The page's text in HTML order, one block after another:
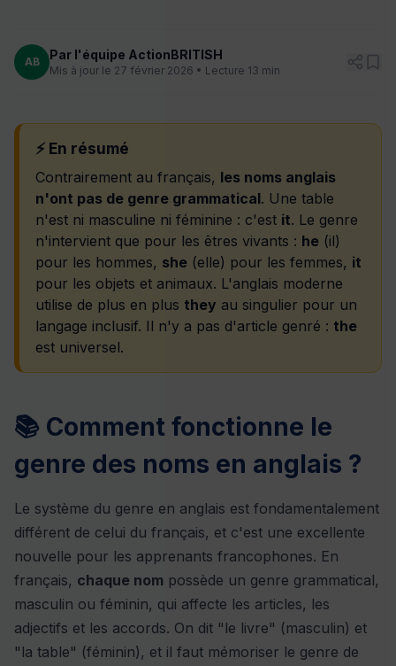
AB Par l'équipe ActionBRITISH
Mis à jour le 27 février 2026 • Lecture 13 min
⚡ En résumé
Contrairement au français, les noms anglais
n'ont pas de genre grammatical. Une table
n'est ni masculine ni féminine : c'est it. Le genre
n'intervient que pour les êtres vivants : he (il)
pour les hommes, she (elle) pour les femmes, it
pour les objets et animaux. L'anglais moderne
utilise de plus en plus they au singulier pour un
langage inclusif. Il n'y a pas d'article genré : the
est universel.
📚 Comment fonctionne le
genre des noms en anglais ?
Le système du genre en anglais est fondamentalement
différent de celui du français, et c'est une excellente
nouvelle pour les apprenants francophones. En
français, chaque nom possède un genre grammatical,
masculin ou féminin, qui affecte les articles, les
adjectifs et les accords. On dit "le livre" (masculin) et
"la table" (féminin), et il faut mémoriser le genre de